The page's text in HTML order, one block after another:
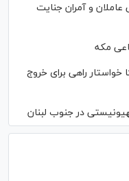
عاملان و آمران جنایت
مکه
راهی برای خروج
در جنوب لبنان